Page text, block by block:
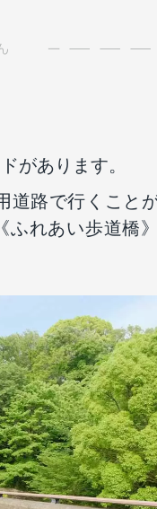
があります。
道路で行くこと
ふれあい歩道橋